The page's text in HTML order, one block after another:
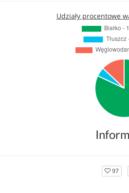
Udziały procentowe
97